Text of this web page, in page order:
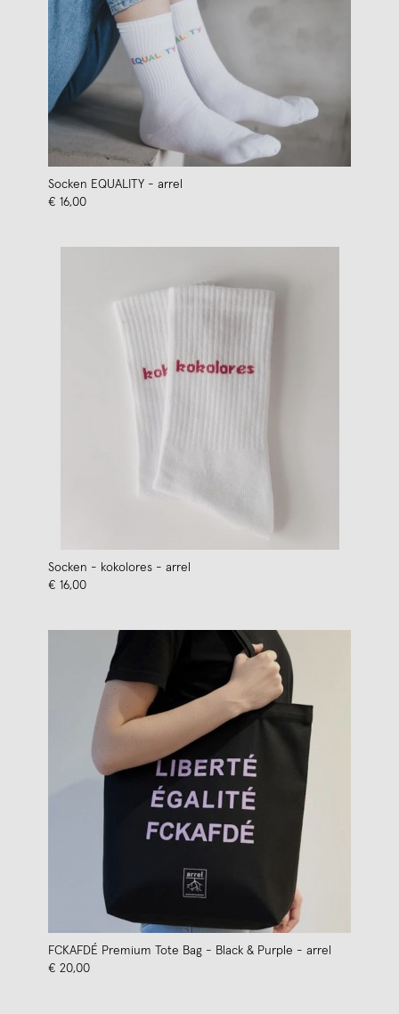
Socken EQUALITY - arrel
€ 16,00
Socken - kokolores - arrel
€ 16,00
FCKAFDÉ Premium Tote Bag - Black & Purple - arrel
€ 20,00